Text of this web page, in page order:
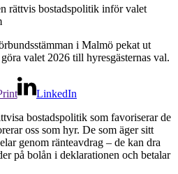
rättvis bostadspolitik inför valet
i Malmö pekat ut
valet 2026 till hyresgästernas val.
LinkedIn
bostadspolitik som favoriserar de
oss som hyr. De som äger sitt
genom ränteavdrag – de kan dra
på bolån i deklarationen och betalar